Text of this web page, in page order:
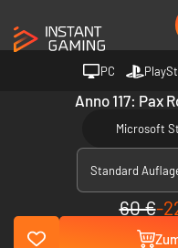
PC
Anno 117: Pax
Microsoft
Standard
60 €-